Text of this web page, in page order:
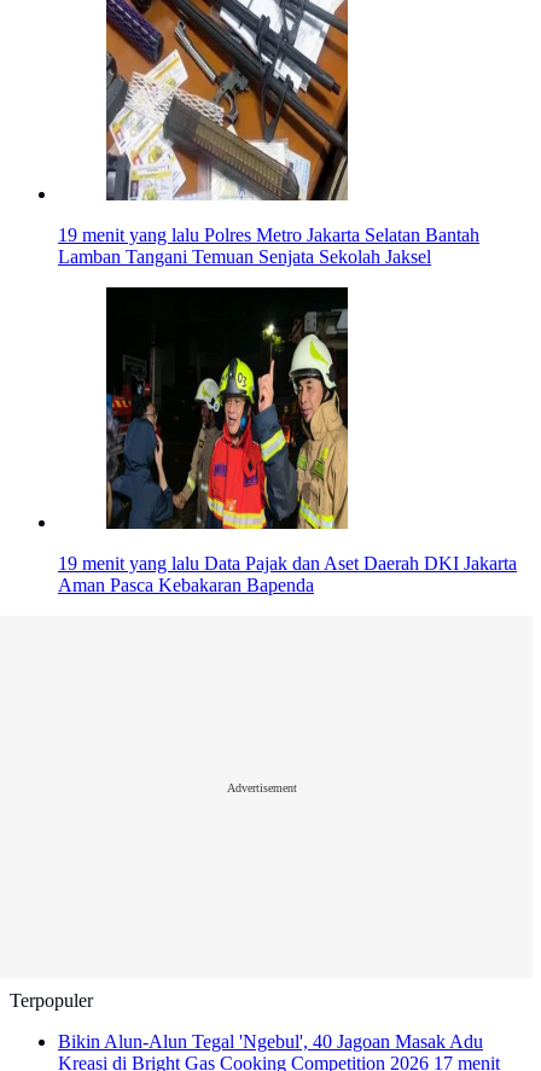
19 menit yang lalu Polres Metro Jakarta Selatan Bantah
Lamban Tangani Temuan Senjata Sekolah Jaksel
19 menit yang lalu Data Pajak dan Aset Daerah DKI Jakarta
Aman Pasca Kebakaran Bapenda
Advertisement
Terpopuler
Bikin Alun-Alun Tegal 'Ngebul', 40 Jagoan Masak Adu
Kreasi di Bright Gas Cooking Competition 2026 17 menit